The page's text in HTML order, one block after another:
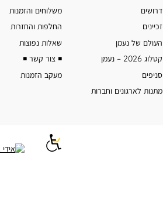
דרושים
זכיינים
העולם של נעמן
קטלוג 2026 – נעמן
סניפים
מתנות לארגונים וחברות
משלוחים והזמנות
החלפות והחזרות
שאלות נפוצות
◾️ צור קשר ◾️
מעקב הזמנות